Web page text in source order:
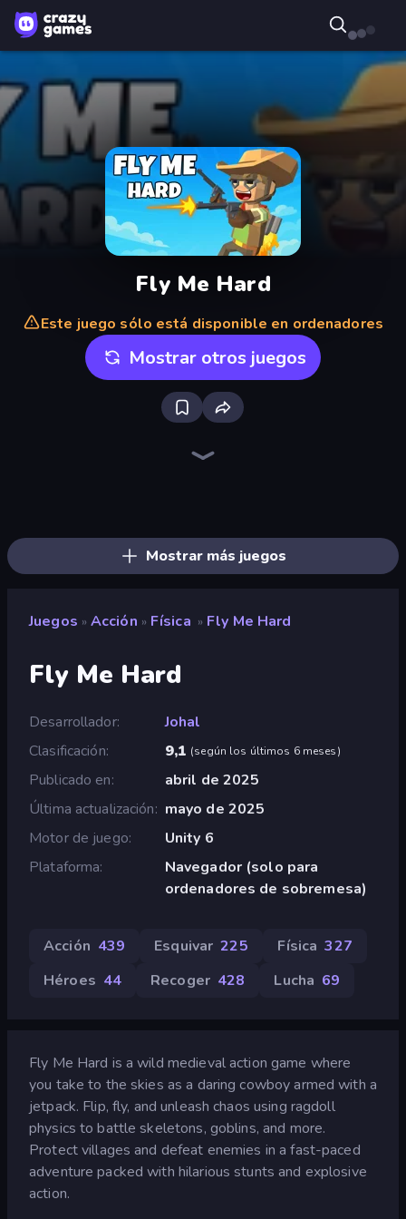
Fly Me Hard
Este juego sólo está disponible en ordenadores
Mostrar otros juegos
Mostrar más juegos
Juegos » Acción » Física » Fly Me Hard
Fly Me Hard
Desarrollador
Johal
Clasificación
9,1 (según los últimos 6 meses)
Publicado en
abril de 2025
Última actualización
mayo de 2025
Motor de juego
Unity 6
Plataforma
Navegador (solo para
ordenadores de sobremesa)
Acción 439 Esquivar 225 Física 327
Héroes 44 Recoger 428 Lucha 69
Fly Me Hard is a wild medieval action game where
you take to the skies as a daring cowboy armed with a
jetpack. Flip, fly, and unleash chaos using ragdoll
physics to battle skeletons, goblins, and more.
Protect villages and defeat enemies in a fast-paced
adventure packed with hilarious stunts and explosive
action.